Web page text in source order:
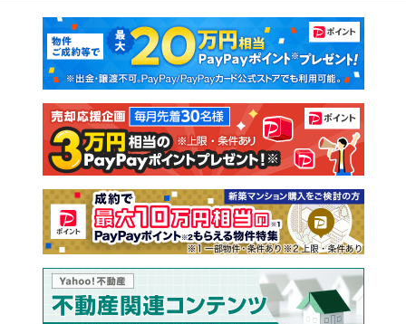
新築マンション 中古マンション
新築一戸建て 中古一戸建て
注文住宅 土地
売却査定
マンションカタログ 教えて！住まいの先生